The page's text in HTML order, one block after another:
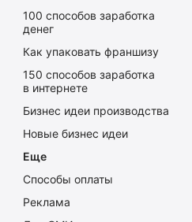
100 способов заработка
денег
Как упаковать франшизу
150 способов заработка
в интернете
Бизнес идеи производства
Новые бизнес идеи
Еще
Способы оплаты
Реклама